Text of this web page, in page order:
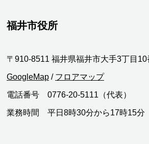
福井市役所
〒910-8511 福井県福井市大手3丁目10
GoogleMap / フロアマップ
電話番号 0776-20-5111（代表）
業務時間 平日8時30分から17時15分